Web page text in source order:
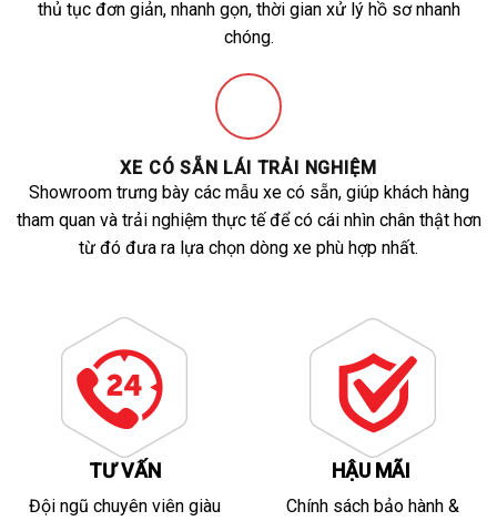
thủ tục đơn giản, nhanh gọn, thời gian xử lý hồ sơ nhanh
chóng.
XE CÓ SẴN LÁI TRẢI NGHIỆM
Showroom trưng bày các mẫu xe có sẵn, giúp khách hàng
tham quan và trải nghiệm thực tế để có cái nhìn chân thật hơn
từ đó đưa ra lựa chọn dòng xe phù hợp nhất.
TƯ VẤN
Đội ngũ chuyên viên giàu
HẬU MÃI
Chính sách bảo hành &